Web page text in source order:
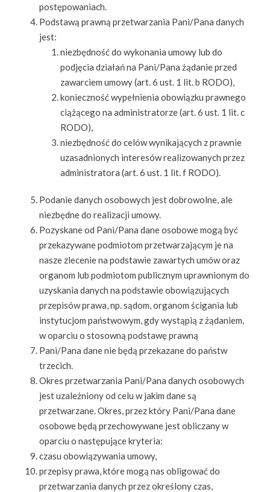
postępowaniach.
Podstawą prawną przetwarzania Pani/Pana danych
jest:
niezbędność do wykonania umowy lub do
podjęcia działań na Pani/Pana żądanie przed
zawarciem umowy (art. 6 ust. 1 lit. b RODO),
konieczność wypełnienia obowiązku prawnego
ciążącego na administratorze (art. 6 ust. 1 lit. c
RODO),
niezbędność do celów wynikających z prawnie
uzasadnionych interesów realizowanych przez
administratora (art. 6 ust. 1 lit. f RODO).
Podanie danych osobowych jest dobrowolne, ale
niezbędne do realizacji umowy.
Pozyskane od Pani/Pana dane osobowe mogą być
przekazywane podmiotom przetwarzającym je na
nasze zlecenie na podstawie zawartych umów oraz
organom lub podmiotom publicznym uprawnionym do
uzyskania danych na podstawie obowiązujących
przepisów prawa, np. sądom, organom ścigania lub
instytucjom państwowym, gdy wystąpią z żądaniem,
w oparciu o stosowną podstawę prawną
Pani/Pana dane nie będą przekazane do państw
trzecich.
Okres przetwarzania Pani/Pana danych osobowych
jest uzależniony od celu w jakim dane są
przetwarzane. Okres, przez który Pani/Pana dane
osobowe będą przechowywane jest obliczany w
oparciu o następujące kryteria:
czasu obowiązywania umowy,
przepisy prawa, które mogą nas obligować do
przetwarzania danych przez określony czas,